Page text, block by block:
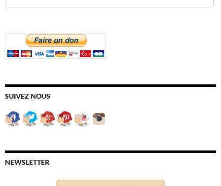
SUIVEZ NOUS
NEWSLETTER